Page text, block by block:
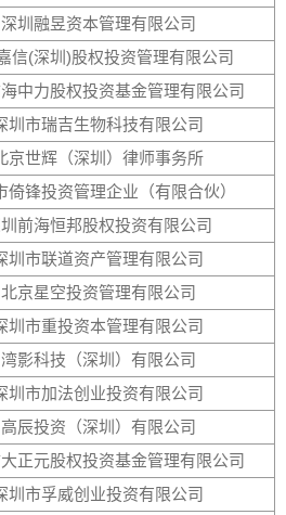
深圳融昱资本管理有限公司
信(深圳)股权投资管理有限公司
中力股权投资基金管理有限公司
圳市瑞吉生物科技有限公司
京世辉（深圳）律师事务所
倚锋投资管理企业（有限合伙）
前海恒邦股权投资有限公司
圳市联道资产管理有限公司
北京星空投资管理有限公司
圳市重投资本管理有限公司
湾影科技（深圳）有限公司
圳市加法创业投资有限公司
高辰投资（深圳）有限公司
正元股权投资基金管理有限公司
圳市孚威创业投资有限公司